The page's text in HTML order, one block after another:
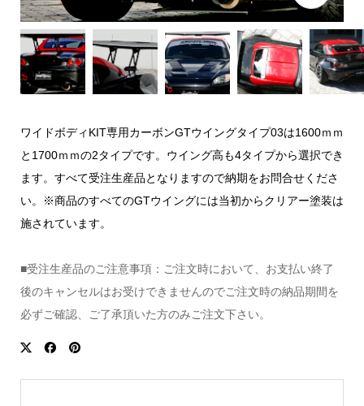
ワイドボディKIT専用カーボンGTウイングタイプ03は1600ｍｍ
と1700ｍｍの2タイプです。ウイング高も4タイプから選択でき
ます。すべて受注生産品となりますので納期をお問合せくださ
い。※商品のすべてのGTウイングには当初からクリアー塗装は
施されています。
■受注生産品のご注意事項：ご注文時において、お支払い終了
後のキャンセルはお受けできませんのでご注文時の納品期間を
必ずご確認、ご了承頂いた方のみご注文下さい。